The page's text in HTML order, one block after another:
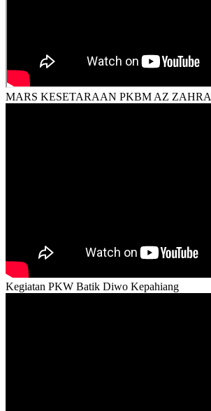
MARS KESETARAAN PKBM AZ ZAHRA
Kegiatan PKW Batik Diwo Kepahiang